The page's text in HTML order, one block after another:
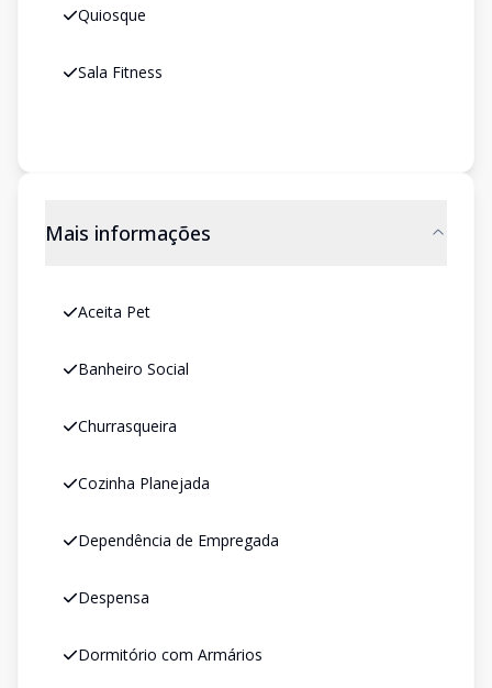
Quiosque
Sala Fitness
Mais informações
Aceita Pet
Banheiro Social
Churrasqueira
Cozinha Planejada
Dependência de Empregada
Despensa
Dormitório com Armários